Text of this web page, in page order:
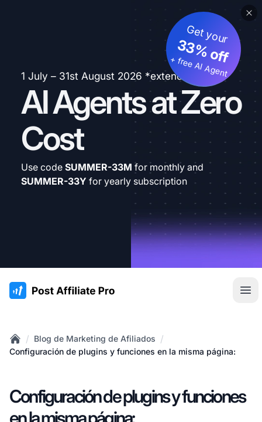
1 July – 31st August 2026 *extended
AI Agents at Zero
Cost
Get your
33% off
+ free AI Agent
Use code SUMMER-33M for monthly and
SUMMER-33Y for yearly subscription
:site.title
Home
/ Blog de Marketing de Afiliados /
Configuración de plugins y funciones en la misma página:
Configuración de plugins y funciones
en la misma página: